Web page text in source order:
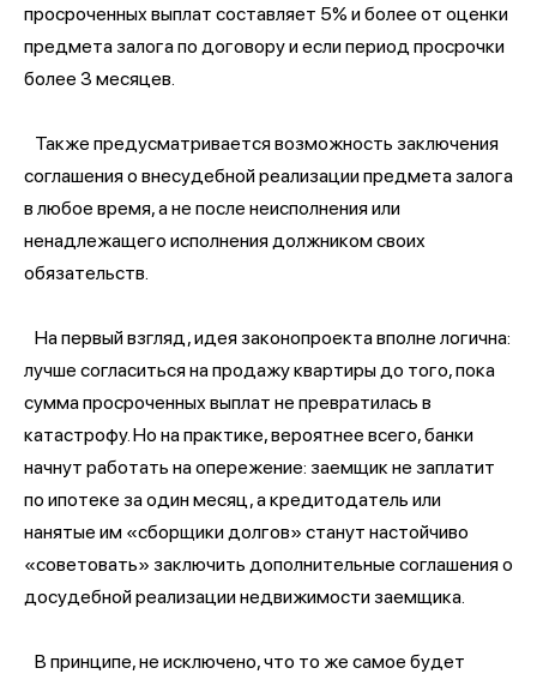
просроченных выплат составляет 5% и более от оценки
предмета залога по договору и если период просрочки
более 3 месяцев.
Также предусматривается возможность заключения
соглашения о внесудебной реализации предмета залога
в любое время, а не после неисполнения или
ненадлежащего исполнения должником своих
обязательств.
На первый взгляд, идея законопроекта вполне логична:
лучше согласиться на продажу квартиры до того, пока
сумма просроченных выплат не превратилась в
катастрофу. Но на практике, вероятнее всего, банки
начнут работать на опережение: заемщик не заплатит
по ипотеке за один месяц, а кредитодатель или
нанятые им «сборщики долгов» станут настойчиво
«советовать» заключить дополнительные соглашения о
досудебной реализации недвижимости заемщика.
В принципе, не исключено, что то же самое будет